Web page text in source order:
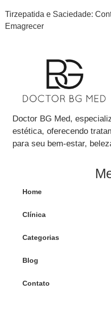
Tirzepatida e Saciedade:
Emagrecer
Doctor BG Med,
estética, oferecendo
para seu bem-estar,
Home
Clínica
Categorias
Blog
Contato